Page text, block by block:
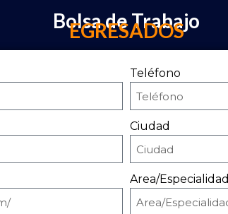
Bolsa de Trabajo
EGRESADOS
Teléfono
Ciudad
Area/Especialidad